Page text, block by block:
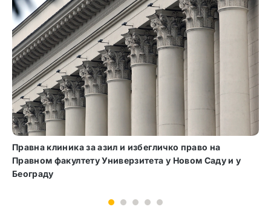
Свечано отварање нове школске године на Правном
факултету Универзитета у Београду